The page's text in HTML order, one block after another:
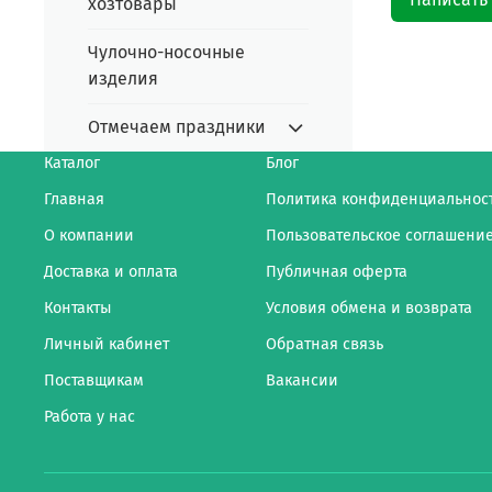
Чулочно-носочные
изделия
Отмечаем праздники
Каталог
Главная
О компании
Доставка и оплата
Контакты
Личный кабинет
Поставщикам
Работа у нас
Блог
Политика
Пользовательское
Публичная оферта
Условия обмена и возврата
Обратная связь
Вакансии